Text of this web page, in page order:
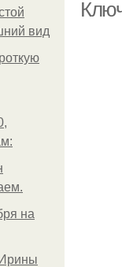
вид
на